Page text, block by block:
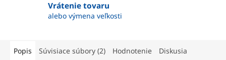
Vrátenie tovaru
alebo výmena veľkosti
Popis Súvisiace súbory (2) Hodnotenie Diskusia